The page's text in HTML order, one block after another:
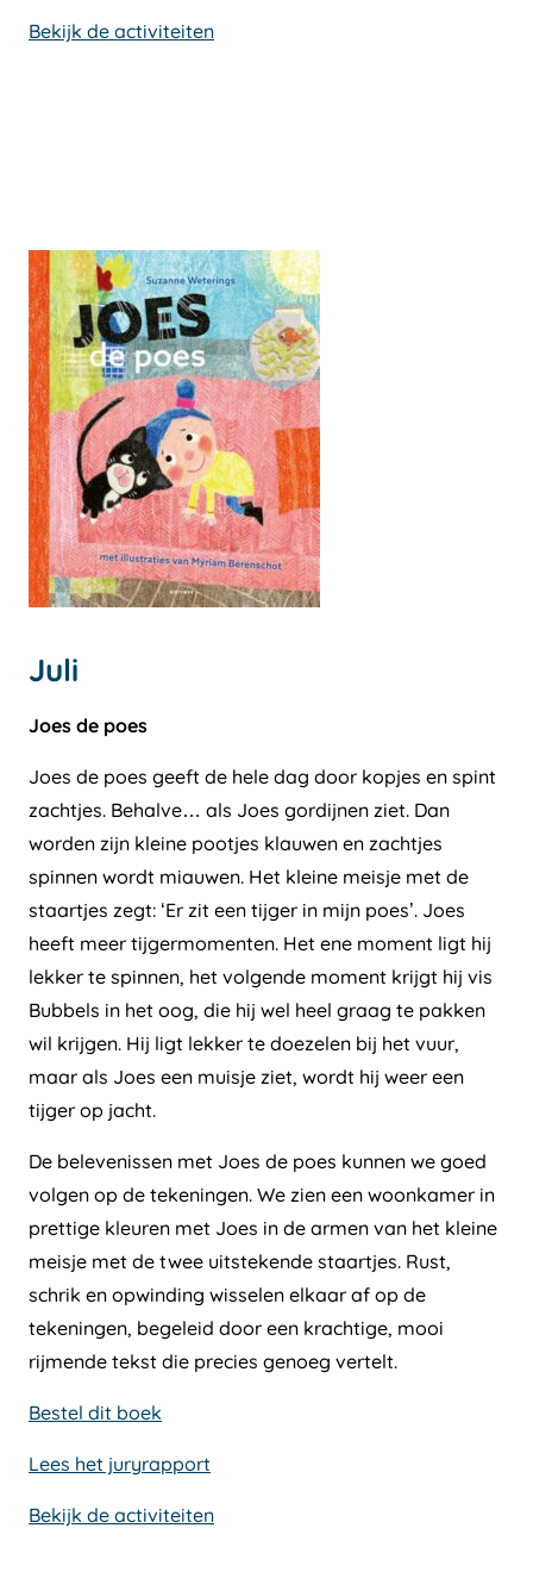
Bekijk de activiteiten
Juli
Joes de poes
Joes de poes geeft de hele dag door kopjes en spint
zachtjes. Behalve… als Joes gordijnen ziet. Dan
worden zijn kleine pootjes klauwen en zachtjes
spinnen wordt miauwen. Het kleine meisje met de
staartjes zegt: ‘Er zit een tijger in mijn poes’. Joes
heeft meer tijgermomenten. Het ene moment ligt hij
lekker te spinnen, het volgende moment krijgt hij vis
Bubbels in het oog, die hij wel heel graag te pakken
wil krijgen. Hij ligt lekker te doezelen bij het vuur,
maar als Joes een muisje ziet, wordt hij weer een
tijger op jacht.
De belevenissen met Joes de poes kunnen we goed
volgen op de tekeningen. We zien een woonkamer in
prettige kleuren met Joes in de armen van het kleine
meisje met de twee uitstekende staartjes. Rust,
schrik en opwinding wisselen elkaar af op de
tekeningen, begeleid door een krachtige, mooi
rijmende tekst die precies genoeg vertelt.
Bestel dit boek
Lees het juryrapport
Bekijk de activiteiten